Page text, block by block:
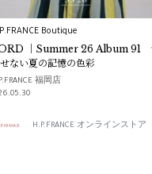
Boutique
｜Summer 26 Album 91
ない夏の記憶の色彩
福岡店
H.P.FRANCE オンラインストア